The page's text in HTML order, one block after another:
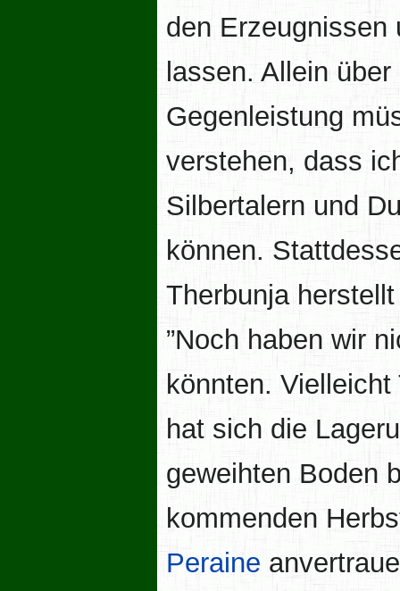
den Erzeugnissen
lassen. Allein
Gegenleistung
verstehen, dass
Silbertalern und
können.
Therbunja
”Noch haben wir
könnten.
hat sich die
geweihten Boden
kommenden
Peraine